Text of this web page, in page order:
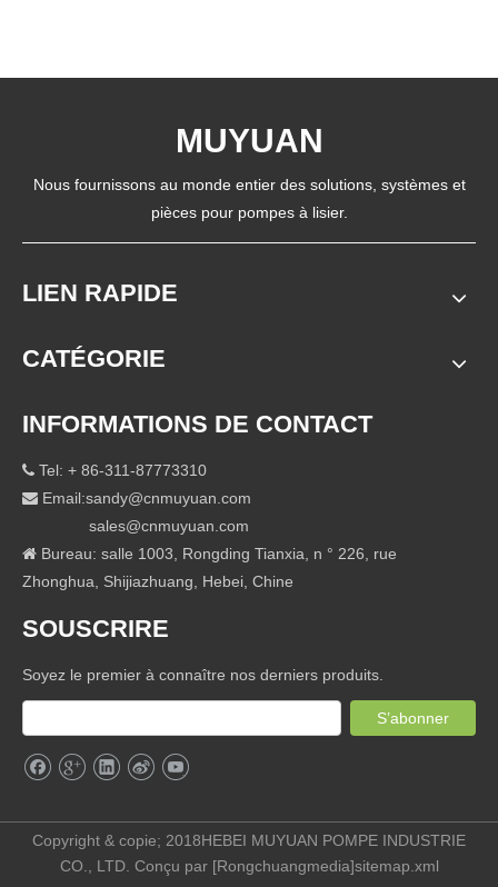
MUYUAN
Nous fournissons au monde entier des solutions, systèmes et
pièces pour pompes à lisier.
LIEN RAPIDE
CATÉGORIE
INFORMATIONS DE CONTACT
 Tel: + 86-311-87773310
 Email:sandy@cnmuyuan.com
sales@cnmuyuan.com
 Bureau: salle 1003, Rongding Tianxia, ​​n ° 226, rue
Zhonghua, Shijiazhuang, Hebei, Chine
SOUSCRIRE
Soyez le premier à connaître nos derniers produits.
S’abonner
Copyright & copie; 2018HEBEI MUYUAN POMPE INDUSTRIE
CO., LTD. Conçu par [Rongchuangmedia]sitemap.xml